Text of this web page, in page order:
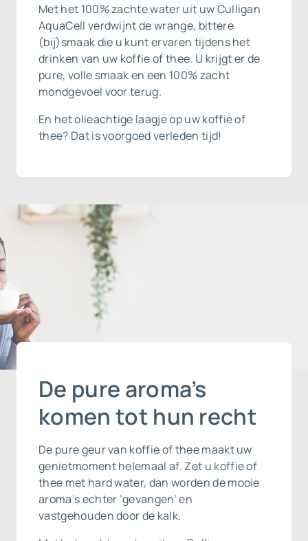
Met het 100% zachte water uit uw Culligan
AquaCell verdwijnt de wrange, bittere
(bij)smaak die u kunt ervaren tijdens het
drinken van uw koffie of thee. U krijgt er de
pure, volle smaak en een 100% zacht
mondgevoel voor terug.
En het olieachtige laagje op uw koffie of
thee? Dat is voorgoed verleden tijd!
De pure aroma’s
komen tot hun recht
De pure geur van koffie of thee maakt uw
genietmoment helemaal af. Zet u koffie of
thee met hard water, dan worden de mooie
aroma’s echter ‘gevangen’ en
vastgehouden door de kalk.